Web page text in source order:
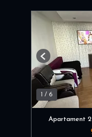
1 / 6
Previous
Apartament 2